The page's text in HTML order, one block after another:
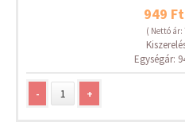
949
( Nettó ár:
Egységár:
- +